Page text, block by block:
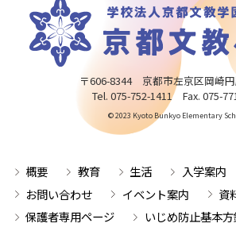
〒606-8344 京都市左京区岡崎
Tel. 075-752-1411 Fax. 075-
© 2023 Kyoto Bunkyo Elementary
概要 教育 生活 入学案内
お問い合わせ
イベント案内
資
保護者専用ページ
いじめ防止基本方